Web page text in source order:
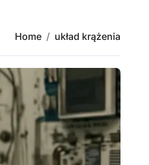
Home układ krążenia